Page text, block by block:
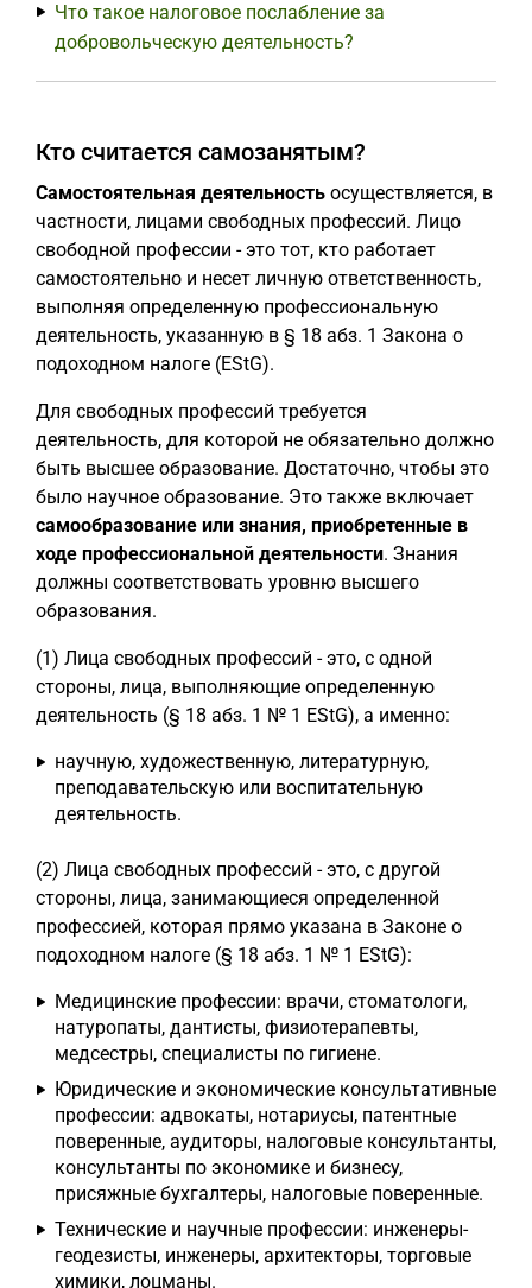
Что такое налоговое послабление за
добровольческую деятельность?
Кто считается самозанятым?
Самостоятельная деятельность осуществляется, в
частности, лицами свободных профессий. Лицо
свободной профессии - это тот, кто работает
самостоятельно и несет личную ответственность,
выполняя определенную профессиональную
деятельность, указанную в § 18 абз. 1 Закона о
подоходном налоге (EStG).
Для свободных профессий требуется
деятельность, для которой не обязательно должно
быть высшее образование. Достаточно, чтобы это
было научное образование. Это также включает
самообразование или знания, приобретенные в
ходе профессиональной деятельности. Знания
должны соответствовать уровню высшего
образования.
(1) Лица свободных профессий - это, с одной
стороны, лица, выполняющие определенную
деятельность (§ 18 абз. 1 № 1 EStG), а именно:
научную, художественную, литературную,
преподавательскую или воспитательную
деятельность.
(2) Лица свободных профессий - это, с другой
стороны, лица, занимающиеся определенной
профессией, которая прямо указана в Законе о
подоходном налоге (§ 18 абз. 1 № 1 EStG):
Медицинские профессии: врачи, стоматологи,
натуропаты, дантисты, физиотерапевты,
медсестры, специалисты по гигиене.
Юридические и экономические консультативные
профессии: адвокаты, нотариусы, патентные
поверенные, аудиторы, налоговые консультанты,
консультанты по экономике и бизнесу,
присяжные бухгалтеры, налоговые поверенные.
Технические и научные профессии: инженеры-
геодезисты, инженеры, архитекторы, торговые
химики, лоцманы.